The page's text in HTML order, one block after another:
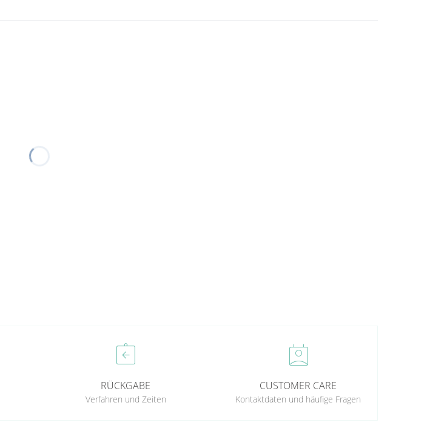
assignment_return
RÜCKGABE
Verfahren und Zeiten
perm_contact_calendar
CUSTOMER CARE
Kontaktdaten und häufige Fragen